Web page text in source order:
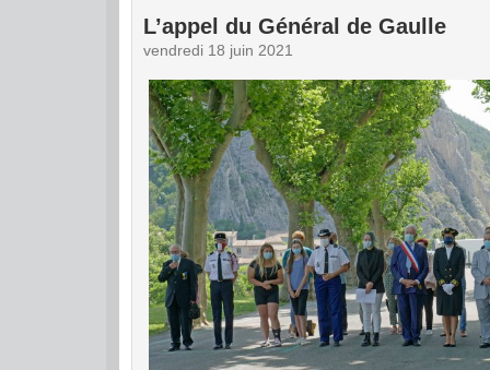
L’appel du Général de Gaulle
vendredi 18 juin 2021